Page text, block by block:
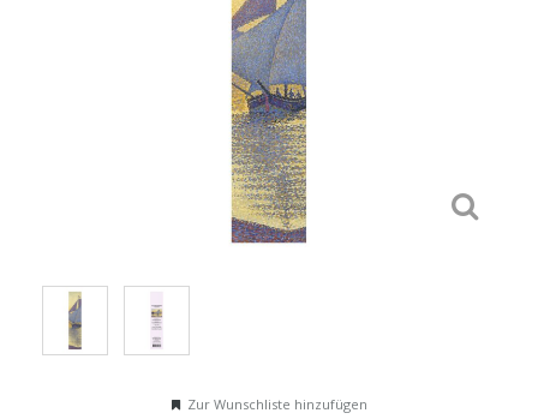
Zur Wunschliste hinzufügen